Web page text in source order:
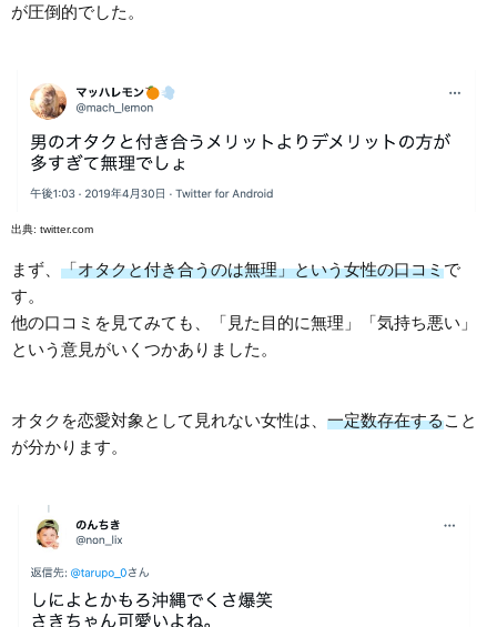
が圧倒的でした。
出典: twitter.com
まず、 「オタクと付き合うのは無理」という女性の口コミで
す。
他の口コミを見てみても、「見た目的に無理」「気持ち悪い」
という意見がいくつかありました。
オタクを恋愛対象として見れない女性は、 一定数存在すること
が分かります。